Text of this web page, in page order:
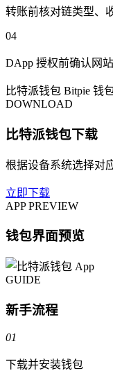
转账前核对链类型、
04
DApp 授权前确认网
比特派钱包 Bitpie 钱
DOWNLOAD
比特派钱包下载
根据设备系统选择对
立即下载
APP PREVIEW
钱包界面预览
GUIDE
新手流程
01
下载并安装钱包